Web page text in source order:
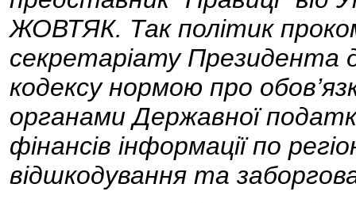
ЖОВТЯК. Так політик
секретаріату
кодексу нормою про
органами Державної
фінансів інформації по
відшкодування та